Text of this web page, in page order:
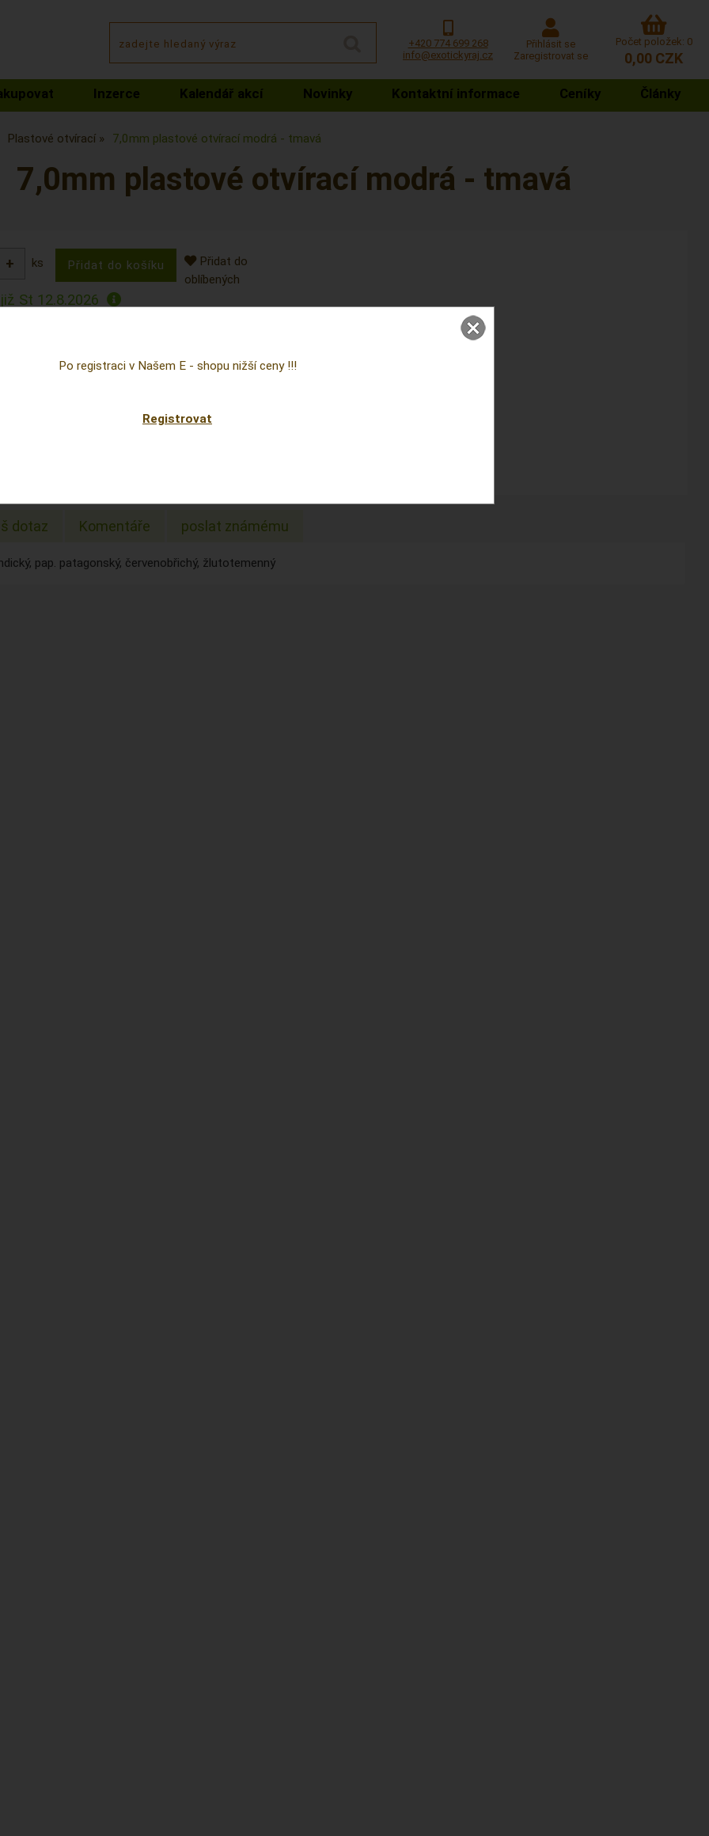
+420 774 699 268
info@exotickyraj.cz
Přihlásit se
Zaregistrovat se
Počet položek: 0
0,00 CZK
Inzerce Kalendář akcí Novinky Kontaktní informace Ceníky Články
Plastové otvírací 7,0mm plastové otvírací modrá - tmavá
7,0mm plastové otvírací modrá - tmavá
ks
Přidat do
oblíbených
St 12.8.2026
dotaz Komentáře poslat známému
pap. patagonský, červenobřichý, žlutotemenný
Po registraci v Našem E - shopu nižší ceny !!!
Registrovat